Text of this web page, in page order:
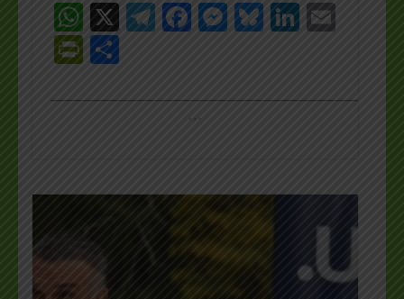
WhatsApp
X Telegram
Facebook
Messenger
Bluesky
PrintFriendly
…